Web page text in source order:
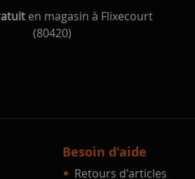
en magasin à Flixecourt
(80420)
Besoin d'aide
Retours d'articles